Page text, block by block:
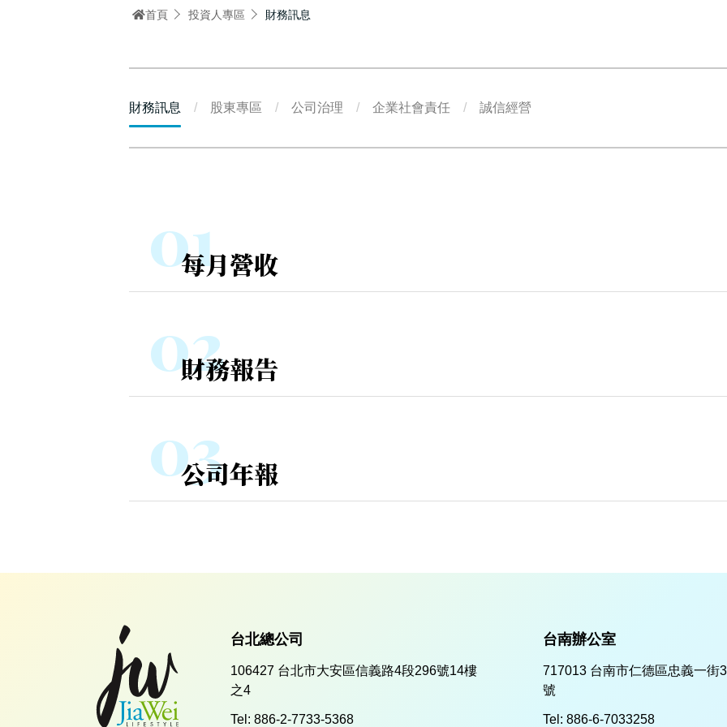
首頁 投資人專區 財務訊息
財務訊息 股東專區 公司治理 企業社會責任 誠信經營
每月營收
財務報告
公司年報
台北總公司
106427 台北市大安區信義路4段296號14樓
之4
Tel: 886-2-7733-5368
台南辦公室
717013 台南市仁德區忠義一街
號
Tel: 886-6-7033258